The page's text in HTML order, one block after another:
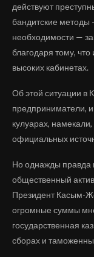
действуют
бандитские методы
необходимости —
благодаря тому, что
высоких кабинетах.
Об этой ситуации в
предприниматели,
кулуарах,
официальных
Но однажды правда
общественный
Президент Касым-
огромные суммы
государственная
сборах и